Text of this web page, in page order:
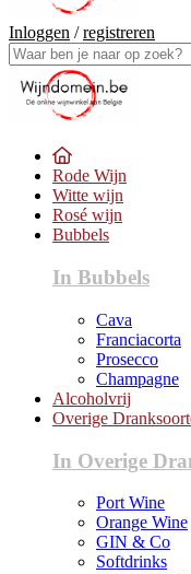
Inloggen /registreren
Rode Wijn
Witte wijn
Rosé wijn
Bubbels
In Bubbels
Cava
Franciacorta
Prosecco
Champagne
Alcoholvrij
Overige
In Overige
Port Wine
Orange Wine
GIN & Co
Softdrinks